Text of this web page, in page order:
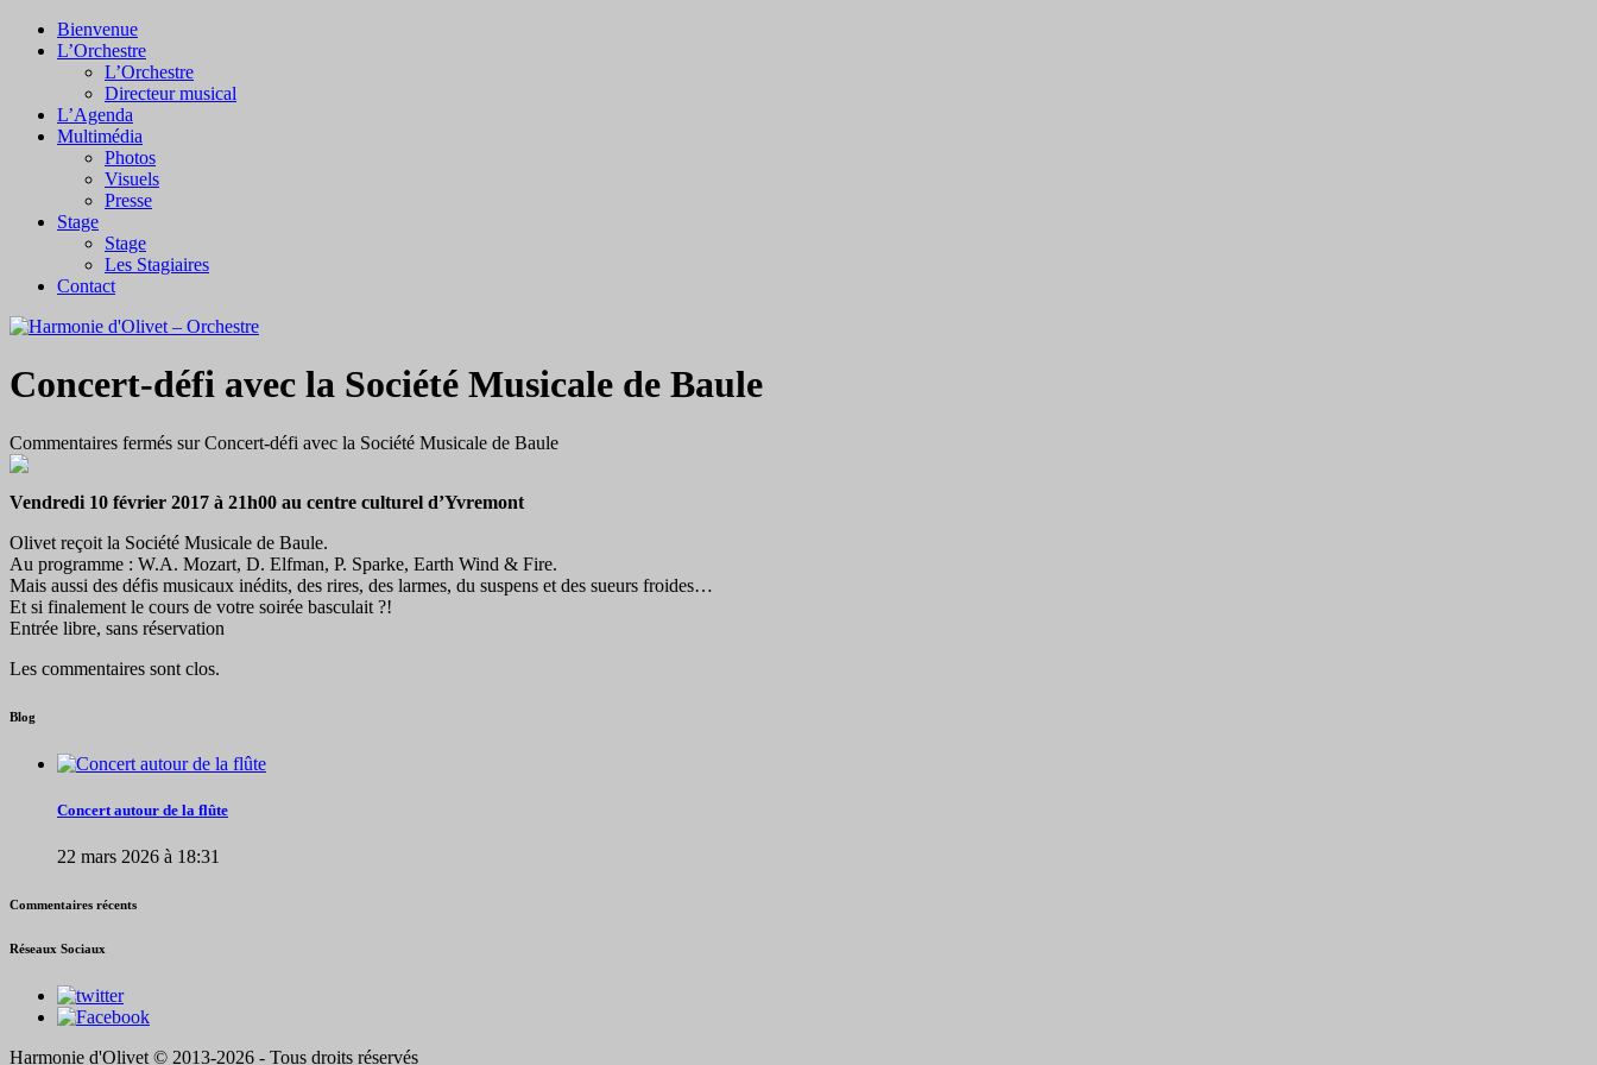
Bienvenue
L’Orchestre
L’Orchestre
Directeur musical
L’Agenda
Multimédia
Photos
Visuels
Presse
Stage
Stage
Les Stagiaires
Contact
Concert-défi avec la Société Musicale de Baule
Commentaires fermés sur Concert-défi avec la Société Musicale de Baule
Vendredi 10 février 2017 à 21h00 au centre culturel d’Yvremont
Olivet reçoit la Société Musicale de Baule.
Au programme : W.A. Mozart, D. Elfman, P. Sparke, Earth Wind & Fire.
Mais aussi des défis musicaux inédits, des rires, des larmes, du suspens et des sueurs froides…
Et si finalement le cours de votre soirée basculait ?!
Entrée libre, sans réservation
Les commentaires sont clos.
Blog
Concert autour de la flûte
22 mars 2026 à 18:31
Commentaires récents
Réseaux Sociaux
Harmonie d'Olivet © 2013-2026 - Tous droits réservés